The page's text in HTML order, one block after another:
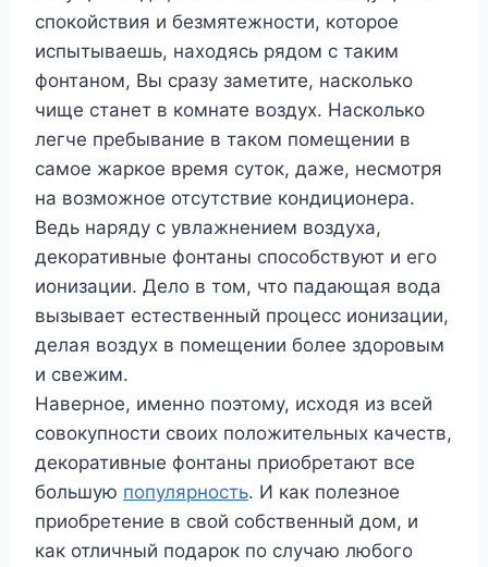
спокойствия и безмятежности, которое
испытываешь, находясь рядом с таким
фонтаном, Вы сразу заметите, насколько
чище станет в комнате воздух. Насколько
легче пребывание в таком помещении в
самое жаркое время суток, даже, несмотря
на возможное отсутствие кондиционера.
Ведь наряду с увлажнением воздуха,
декоративные фонтаны способствуют и его
ионизации. Дело в том, что падающая вода
вызывает естественный процесс ионизации,
делая воздух в помещении более здоровым
и свежим.
Наверное, именно поэтому, исходя из всей
совокупности своих положительных качеств,
декоративные фонтаны приобретают все
большую популярность. И как полезное
приобретение в свой собственный дом, и
как отличный подарок по случаю любого